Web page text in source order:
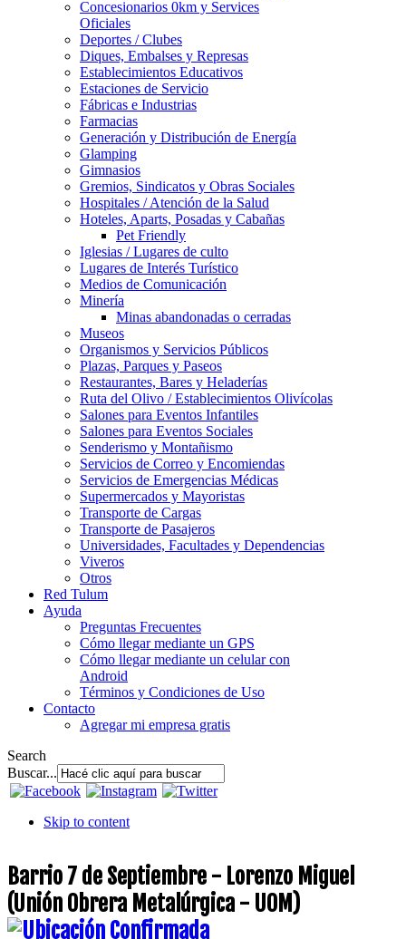
Concesionarios 0km y Services
Oficiales
Deportes / Clubes
Diques, Embalses y Represas
Establecimientos Educativos
Estaciones de Servicio
Fábricas e Industrias
Farmacias
Generación y Distribución de Energía
Glamping
Gimnasios
Gremios, Sindicatos y Obras Sociales
Hospitales / Atención de la Salud
Hoteles, Aparts, Posadas y Cabañas
Pet Friendly
Iglesias / Lugares de culto
Lugares de Interés Turístico
Medios de Comunicación
Minería
Minas abandonadas o cerradas
Museos
Organismos y Servicios Públicos
Plazas, Parques y Paseos
Restaurantes, Bares y Heladerías
Ruta del Olivo / Establecimientos Olivícolas
Salones para Eventos Infantiles
Salones para Eventos Sociales
Senderismo y Montañismo
Servicios de Correo y Encomiendas
Servicios de Emergencias Médicas
Supermercados y Mayoristas
Transporte de Cargas
Transporte de Pasajeros
Universidades, Facultades y Dependencias
Viveros
Otros
Red Tulum
Ayuda
Preguntas Frecuentes
Cómo llegar mediante un GPS
Cómo llegar mediante un celular con
Android
Términos y Condiciones de Uso
Contacto
Agregar mi empresa gratis
Search
Buscar...
Skip to content
Barrio 7 de Septiembre - Lorenzo Miguel
(Unión Obrera Metalúrgica - UOM)